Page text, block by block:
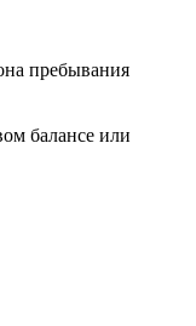
пребывания
балансе или